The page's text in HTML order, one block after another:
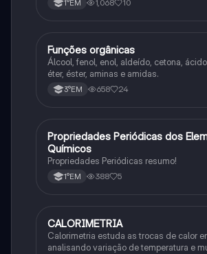
1°EM 1,068 10
Química
Funções orgânicas
Álcool, fenol, enol, aldeído, cetona,
éter, éster, aminas e amidas.
3°EM 658 24
Química
Propriedades Periódicas dos
Químicos
Propriedades Periódicas resumo!
1°EM 388 5
Química
CALORIMETRIA
Calorimetria estuda as trocas de calor
analisando variação de temperatura e